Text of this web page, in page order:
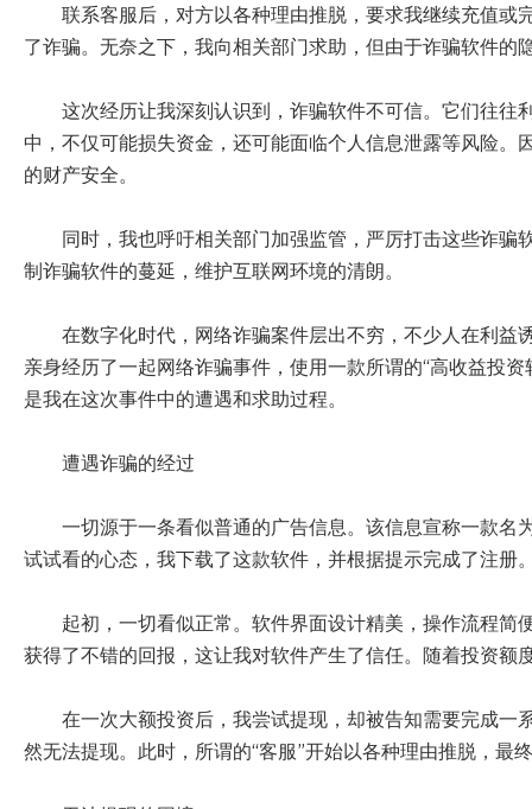
联系客服后，对方以各种理由推脱，要求我继续充值或
了诈骗。无奈之下，我向相关部门求助，但由于诈骗软件的
这次经历让我深刻认识到，诈骗软件不可信。它们往往
中，不仅可能损失资金，还可能面临个人信息泄露等风险
的财产安全。
同时，我也呼吁相关部门加强监管，严厉打击这些诈
制诈骗软件的蔓延，维护互联网环境的清朗。
在数字化时代，网络诈骗案件层出不穷，不少人在利益
亲身经历了一起网络诈骗事件，使用一款所谓的“高收益投
是我在这次事件中的遭遇和求助过程。
遭遇诈骗的经过
一切源于一条看似普通的广告信息。该信息宣称一款名
试试看的心态，我下载了这款软件，并根据提示完成了注册
起初，一切看似正常。软件界面设计精美，操作流程
获得了不错的回报，这让我对软件产生了信任。随着投资额
在一次大额投资后，我尝试提现，却被告知需要完成一
然无法提现。此时，所谓的“客服”开始以各种理由推脱，最